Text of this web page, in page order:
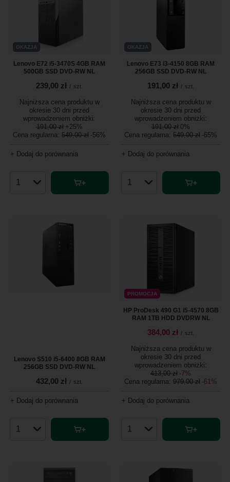
OKAZJA
Lenovo E72 i5-3470S 4GB RAM
500GB SSD DVD-RW NL
239,00 zł / szt.
Najniższa cena produktu w
okresie 30 dni przed
wprowadzeniem obniżki:
191,00 zł +25%
Cena regularna: 549,00 zł -56%
+ Dodaj do porównania
Ilość produktów
OKAZJA
Lenovo E73 i3-4150 8GB RAM
256GB SSD DVD-RW NL
191,00 zł / szt.
Najniższa cena produktu w
okresie 30 dni przed
wprowadzeniem obniżki:
191,00 zł 0%
Cena regularna: 549,00 zł -65%
+ Dodaj do porównania
Ilość produktów
Lenovo S510 i5-6400 8GB RAM
256GB SSD DVD-RW NL
432,00 zł / szt.
+ Dodaj do porównania
Ilość produktów
PROMOCJA
HP ProDesk 490 G1 i5-4570 8GB
RAM 1TB HDD DVDRW NL
384,00 zł / szt.
Najniższa cena produktu w
okresie 30 dni przed
wprowadzeniem obniżki:
413,00 zł -7%
Cena regularna: 979,00 zł -61%
+ Dodaj do porównania
Ilość produktów